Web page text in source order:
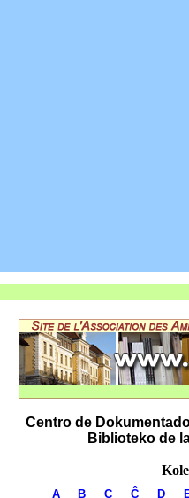
Centro de
Biblioteko de
A B C Ĉ D